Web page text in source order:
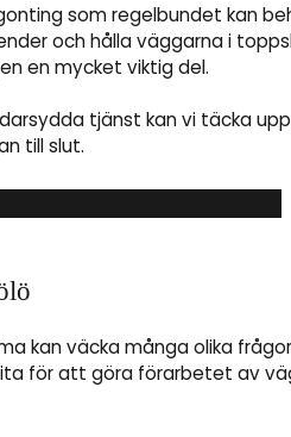
som regelbundet kan
och hålla väggarna i
en mycket viktig del.
tjänst kan vi täcka
till slut.
kan väcka många olika
för att göra förarbetet av